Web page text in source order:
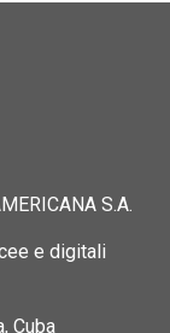
S.A.
e digitali
Cuba